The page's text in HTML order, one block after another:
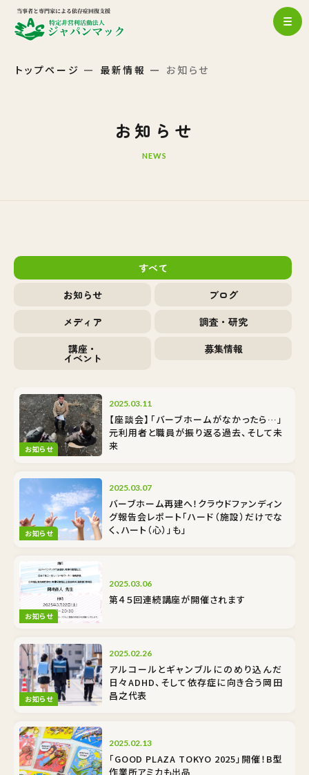
トップページ 最新情報 お知らせ
お知らせ
NEWS
すべて
お知らせ
ブログ
メディア
調査・研究
講座・
イベント
募集情報
お知らせ
2025.03.11
【座談会】「バーブホームがなかったら…」
元利用者と職員が振り返る過去、そして未
来
お知らせ
2025.03.07
バーブホーム再建へ！クラウドファンディン
グ報告会レポート「ハード（施設）だけでな
く、ハート（心）」も」
お知らせ
2025.03.06
第４５回連続講座が開催されます
お知らせ
2025.02.26
アルコールとギャンブルにのめり込んだ
日々――ADHD、そして依存症に向き合う岡田
昌之代表
2025.02.13
「GOOD PLAZA TOKYO 2025」開催！B型
作業所アミカも出品